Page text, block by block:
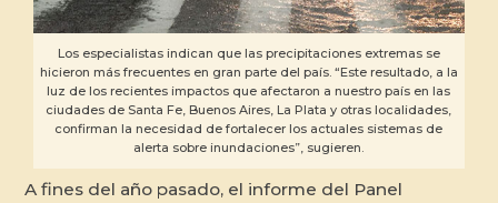
Los especialistas indican que las precipitaciones extremas se
hicieron más frecuentes en gran parte del país. “Este resultado, a la
luz de los recientes impactos que afectaron a nuestro país en las
ciudades de Santa Fe, Buenos Aires, La Plata y otras localidades,
confirman la necesidad de fortalecer los actuales sistemas de
alerta sobre inundaciones”, sugieren.
A fines del año pasado, el informe del Panel